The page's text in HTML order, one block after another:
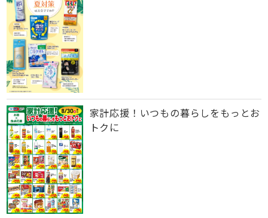
家計応援！いつもの暮らしをもっとお
トクに